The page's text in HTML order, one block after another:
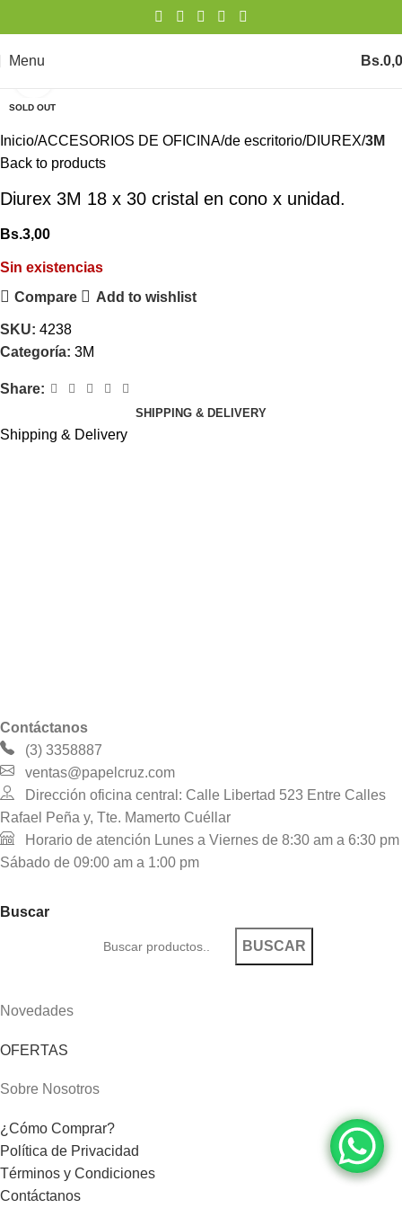
Menu Bs.
SOLD OUT
Inicio ACCESORIOS DE OFICINA de escritorio DIUREX 3M
Back to products
Diurex 3M 18 x 30 cristal en cono x unidad.
Bs.3,00
Sin existencias
Compare
Add to wishlist
SKU: 4238
Categoría: 3M
Share:
SHIPPING & DELIVERY
Shipping & Delivery
Contáctanos
(3) 3358887
ventas@papelcruz.com
Dirección oficina central: Calle Libertad 523 Entre Calles
Rafael Peña y, Tte. Mamerto Cuéllar
Horario de atención Lunes a Viernes de 8:30 am a 6:30 pm
Sábado de 09:00 am a 1:00 pm
Buscar
BUSCAR
Novedades
OFERTAS
Sobre Nosotros
¿Cómo Comprar?
Política de Privacidad
Términos y Condiciones
Contáctanos